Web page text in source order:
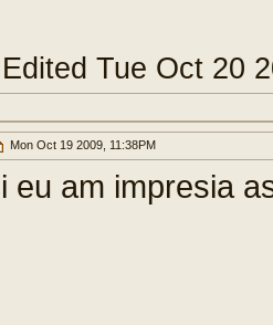
Tue Oct 20
Mon Oct 19 2009, 11:38PM
eu am impresia